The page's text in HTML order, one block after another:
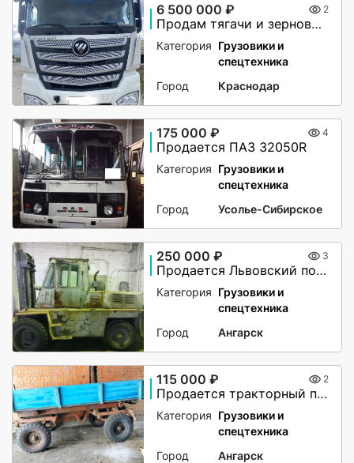
6 500 000 ₽ 2
Продам тягачи и зерновозы
Категория Грузовики и
спецтехника
Город
Краснодар
175 000 ₽ 4
Продается ПАЗ 32050R
Категория Грузовики и
спецтехника
Город
Усолье-Сибирское
250 000 ₽ 3
Продается Львовский погрузчи
Категория Грузовики и
спецтехника
Город
Ангарск
115 000 ₽ 2
Продается тракторный прицеп 2ПТС-4
Категория Грузовики и
спецтехника
Город
Ангарск